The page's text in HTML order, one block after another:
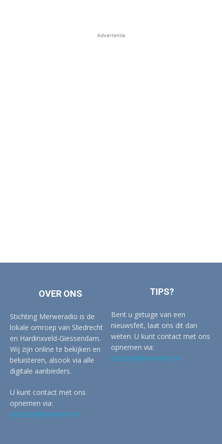
Advertentie
OVER ONS
Stichting Merweradio is de
lokale omroep van Sliedrecht
en Hardinxveld-Giessendam.
Wij zijn online te bekijken en
beluisteren, alsook via alle
digitale aanbieders.
U kunt contact met ons
opnemen via:
redactie@merwertv.nl
TIPS?
Bent u getuige van een
nieuwsfeit, laat ons dit dan
weten. U kunt contact met ons
opnemen via:
redactie@merwertv.nl